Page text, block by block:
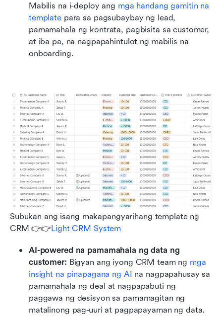
Mabilis na i-deploy ang mga handang gamitin na
template para sa pagsubaybay ng lead,
pamamahala ng kontrata, pagbisita sa customer,
at iba pa, na nagpapahintulot ng mabilis na
onboarding.
Subukan ang isang makapangyarihang template ng
CRM 👉👉 Light CRM System
AI-powered na pamamahala ng data ng
customer: Bigyan ang iyong CRM team ng mga
insight na pinapagana ng AI na nagpapahusay sa
pamamahala ng deal at nagpapabuti ng
paggawa ng desisyon sa pamamagitan ng
matalinong pag-uuri at pagpapayaman ng data.